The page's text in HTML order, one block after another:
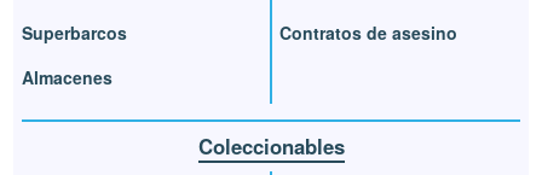
Superbarcos
Almacenes
Contratos de asesino
Coleccionables